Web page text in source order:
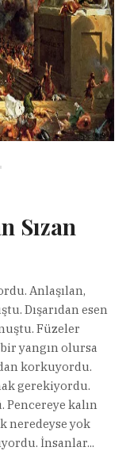
Sızan
Anlaşılan,
Dışarıdan esen
Füzeler
yangın olursa
korkuyordu.
gerekiyordu.
kalın
neredeyse yok
İnsanlar...